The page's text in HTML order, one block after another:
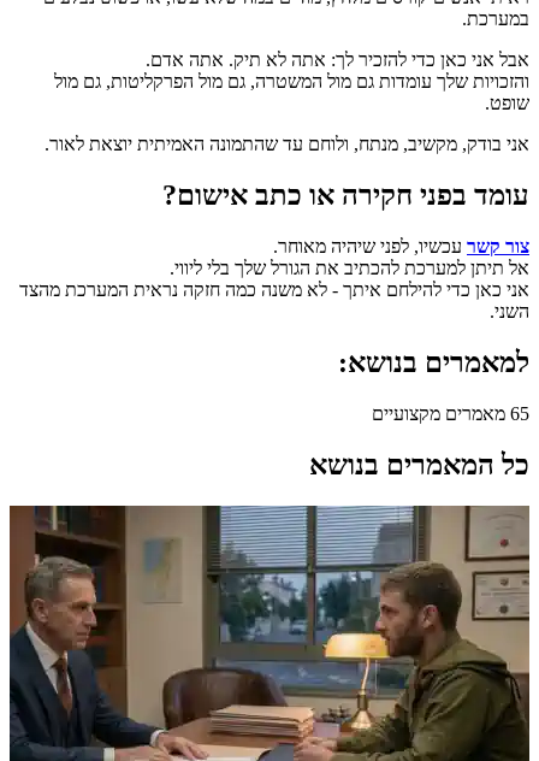
במערכת.
אבל אני כאן כדי להזכיר לך: אתה לא תיק. אתה אדם.
והזכויות שלך עומדות גם מול המשטרה, גם מול הפרקליטות, גם מול
שופט.
אני בודק, מקשיב, מנתח, ולוחם עד שהתמונה האמיתית יוצאת לאור.
עומד בפני חקירה או כתב אישום?
צור קשר עכשיו, לפני שיהיה מאוחר.
אל תיתן למערכת להכתיב את הגורל שלך בלי ליווי.
אני כאן כדי להילחם איתך - לא משנה כמה חזקה נראית המערכת מהצד
השני.
למאמרים בנושא:
65 מאמרים מקצועיים
כל המאמרים בנושא